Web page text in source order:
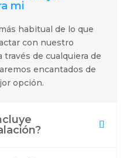
mi
habitual de lo que
con nuestro
de cualquiera de
encantados de
opción.